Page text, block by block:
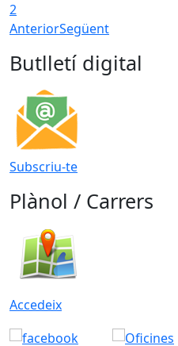
2
AnteriorSegüent
Butlletí digital
Subscriu-te
Plànol / Carrers
Accedeix